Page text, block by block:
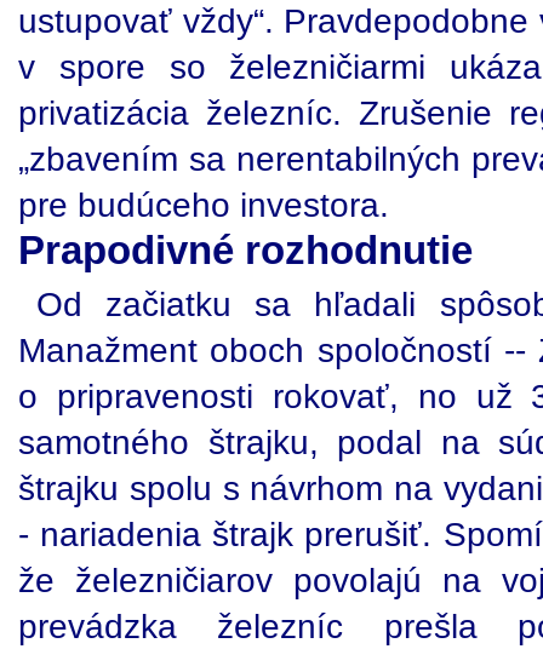
ustupovať vždy“.
v spore so železničiarmi
privatizácia železníc. Zrušenie
„zbavením sa nerentabilných
pre budúceho investora.
Prapodivné rozhodnutie
Od začiatku sa hľadali
Manažment oboch spoločností
o pripravenosti rokovať, no už
samotného štrajku, podal na
štrajku spolu s návrhom na
- nariadenia štrajk prerušiť.
že železničiarov povolajú na
prevádzka železníc prešla